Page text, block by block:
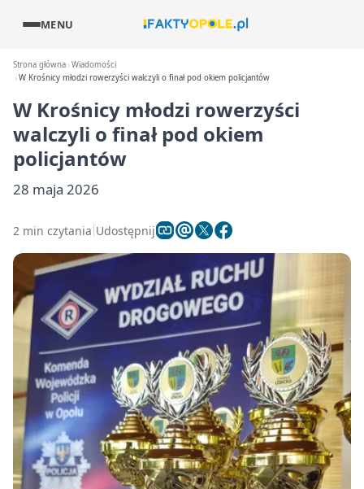
MENU
Strona główna Wiadomości
W Krośnicy młodzi rowerzyści walczyli o finał pod okiem policjantów
W Krośnicy młodzi rowerzyści
walczyli o finał pod okiem
policjantów
28 maja 2026
2 min czytania Udostępnij